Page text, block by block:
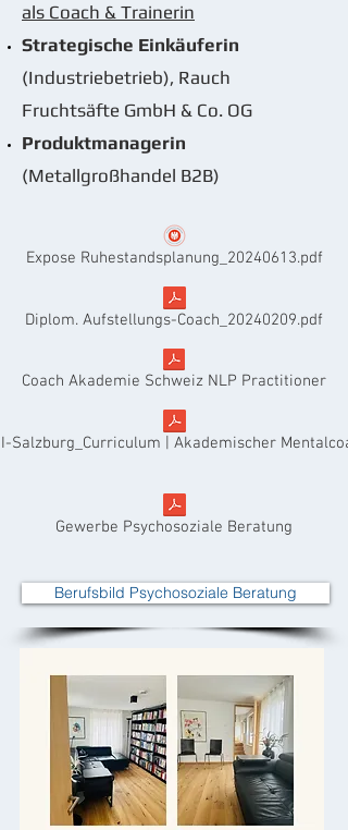
als Coach & Trainerin
Strategische Einkäuferin
(Industriebetrieb), Rauch
Fruchtsäfte GmbH & Co. OG
Produktmanagerin
(Metallgroßhandel B2B)
Expose Ruhestandsplanung_20240613.pdf
Diplom. Aufstellungs-Coach_20240209.pdf
Coach Akademie Schweiz NLP Practitioner
Salzburg_Curriculum | Akademischer
Gewerbe Psychosoziale Beratung
Berufsbild Psychosoziale Beratung